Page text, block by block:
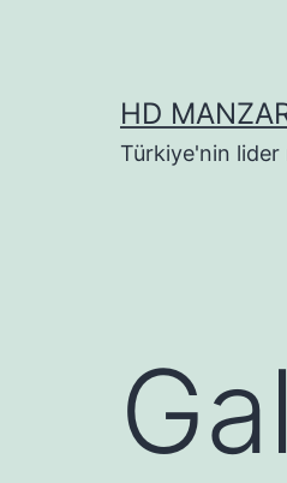
HD
Türkiye'nin lider